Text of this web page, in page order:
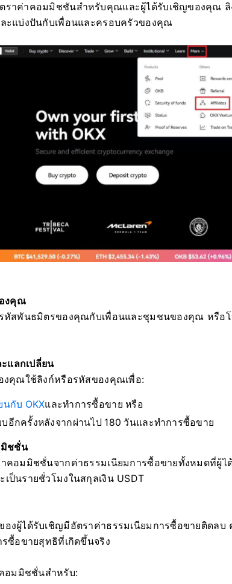
ราค่าคอมมิชชันสำหรับคุณและผู้ได้รับเชิญของคุณ
ะแบ่งปันกับเพื่อนและครอบครัวของคุณ
งคุณ
หัสพันธมิตรของคุณกับเพื่อนและชุมชนของคุณ หรือโ
แลกเปลี่ยน
งคุณใช้ลิงก์หรือรหัสของคุณเพื่อ:
นกับ OKXและทำการซื้อขายหรือ
บอีกครั้งหลังจากผ่านไป 180 วันและทำการซื้อขาย
ชชั่น
คอมมิชชั่นจากค่าธรรมเนียมการซื้อขายทั้งหมดที่ผู้
ป็นรายชั่วโมงในสกุลเงิน USDT
งผู้ได้รับเชิญมีอัตราค่าธรรมเนียมการซื้อขายติดล
รซื้อขายสุทธิที่เกิดขึ้นจริง
คอมมิชชั่นสำหรับ: